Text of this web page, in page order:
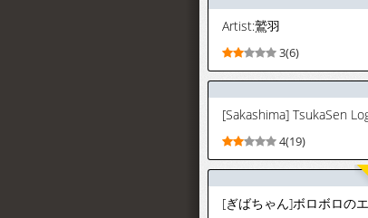
Artist:鷲羽
3(6)
4(19)